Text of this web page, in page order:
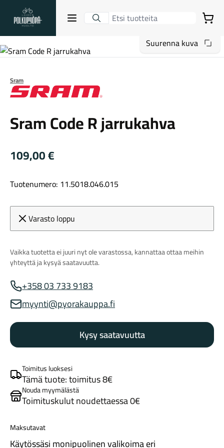
Lahden Polkupyörähuolto - etusivulle
Avaa sulje valikko
Hakutulokset
Gravel-pyörät
Maastosähköpyörät
Kaupunkisähköpyörät
Ostoskori
Suurenna kuva
Sram
Sram Code R jarrukahva
109,00€
Tuotenumero: 11.5018.046.015
Varasto loppu
Vaikka tuotetta ei juuri nyt ole varastossa, kannattaa ottaa meihin
yhteyttä ja kysyä saatavuutta.
Myynnin puhelinnumero
+358 03 733 9183
Myynnin sähköposti
myynti@pyorakauppa.fi
Kysy saatavuutta
Toimitus luoksesi
Tämä tuote: toimitus 8€
Nouda myymälästä
Toimituskulut noudettaessa 0€
Maksutavat
Käytössäsi monipuolinen valikoima eri